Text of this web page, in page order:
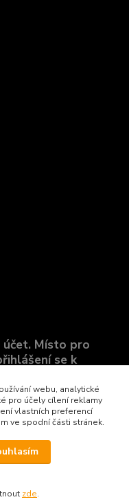
účet. Místo pro
se k
webu, analytické
pro účely cílení reklamy
vlastních preferencí
ve spodní části stránek.
zde.